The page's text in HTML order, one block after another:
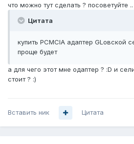
что можно тут сделать ? посоветуйте ..
Цитата
купить PCMCIA адаптер GLовской
проще будет
а для чего этот мне одаптер ? :D и
стоит ? :)
Вставить ник Цитата